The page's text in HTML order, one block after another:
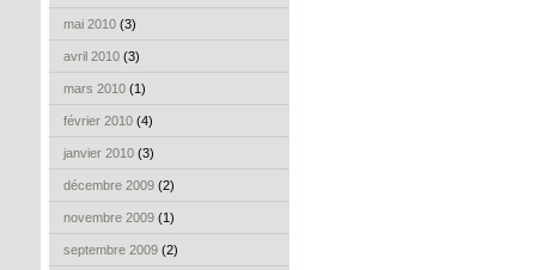
mai 2010 (3)
avril 2010 (3)
mars 2010 (1)
février 2010 (4)
janvier 2010 (3)
décembre 2009 (2)
novembre 2009 (1)
septembre 2009 (2)